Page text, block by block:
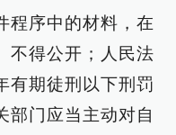
程序中的材料，在
不得公开；人民法
有期徒刑以下刑罚
部门应当主动对自